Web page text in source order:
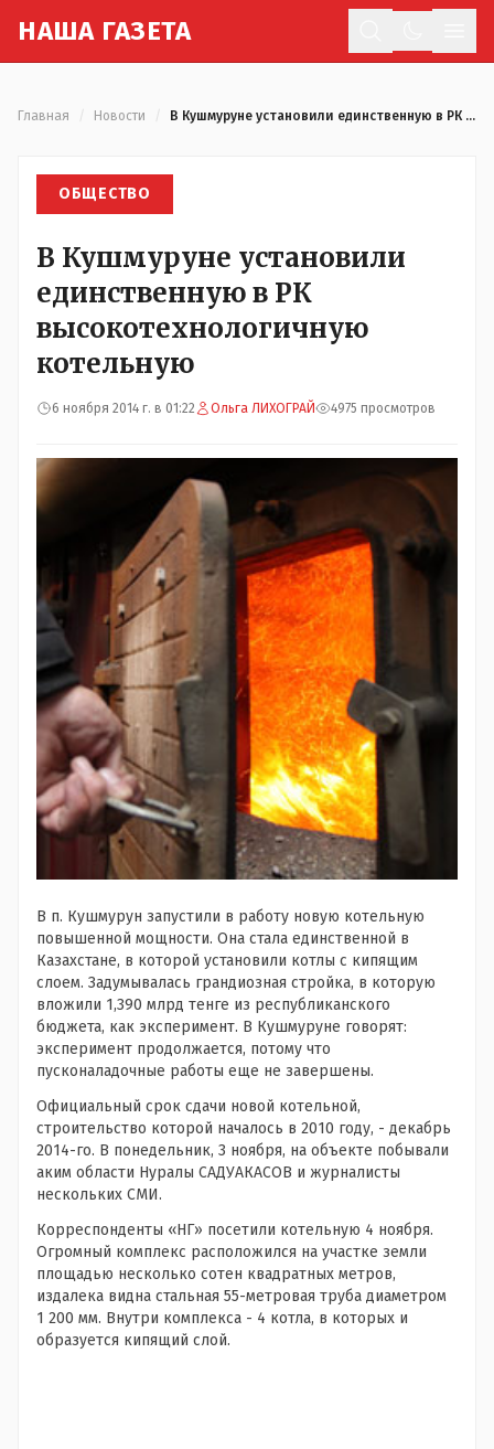
НАША ГАЗЕТА
Главная Новости В Кушмуруне установили единственную в РК высокотехнологичную котельную
ОБЩЕСТВО
В Кушмуруне установили
единственную в РК
высокотехнологичную
котельную
6 ноября 2014 г. в 01:22 Ольга ЛИХОГРАЙ 4975 просмотров
В п. Кушмурун запустили в работу новую котельную
повышенной мощности. Она стала единственной в
Казахстане, в которой установили котлы с кипящим
слоем. Задумывалась грандиозная стройка, в которую
вложили 1,390 млрд тенге из республиканского
бюджета, как эксперимент. В Кушмуруне говорят:
эксперимент продолжается, потому что
пусконаладочные работы еще не завершены.
Официальный срок сдачи новой котельной,
строительство которой началось в 2010 году, - декабрь
2014-го. В понедельник, 3 ноября, на объекте побывали
аким области Нуралы САДУАКАСОВ и журналисты
нескольких СМИ.
Корреспонденты «НГ» посетили котельную 4 ноября.
Огромный комплекс расположился на участке земли
площадью несколько сотен квадратных метров,
издалека видна стальная 55-метровая труба диаметром
1 200 мм. Внутри комплекса - 4 котла, в которых и
образуется кипящий слой.